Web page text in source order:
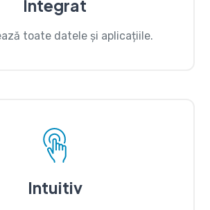
Integrat
toate datele și aplicațiile.
Intuitiv